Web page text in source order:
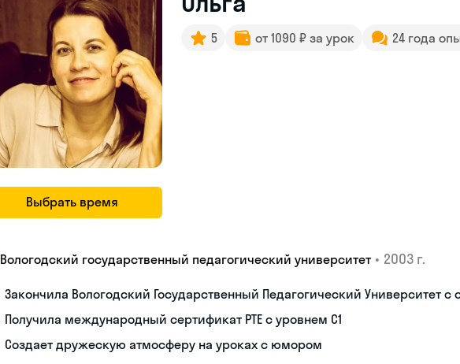
Выбрать время
5 от 1090 ₽ за урок 24 года
Вологодский государственный педагогический университет • 2003 г.
Закончила Вологодский Государственный Педагогический Университет с
Получила международный сертификат PTE с уровнем C1
Создает дружескую атмосферу на уроках с юмором